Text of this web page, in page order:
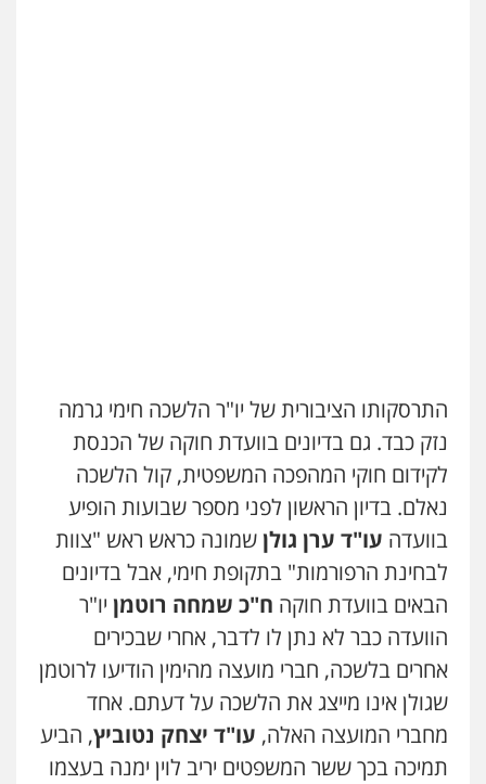
התרסקותו הציבורית של יו"ר הלשכה חימי גרמה
נזק כבד. גם בדיונים בוועדת חוקה של הכנסת
לקידום חוקי המהפכה המשפטית, קול הלשכה
נאלם. בדיון הראשון לפני מספר שבועות הופיע
בוועדה עו"ד ערן גולןשמונה כראש ראש "צוות
לבחינת הרפורמות" בתקופת חימי, אבל בדיונים
הבאים בוועדת חוקה ח"כ שמחה רוטמן יו"ר
הוועדה כבר לא נתן לו לדבר, אחרי שבכירים
אחרים בלשכה, חברי מועצה מהימין הודיעו לרוטמן
שגולן אינו מייצג את הלשכה על דעתם. אחד
מחברי המועצה האלה, עו"ד יצחק נטוביץ, הביע
תמיכה בכך ששר המשפטים יריב לוין ימנה בעצמו